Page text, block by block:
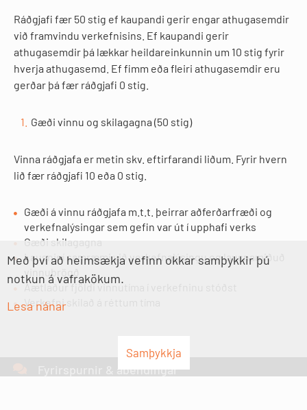
Ráðgjafi fær 50 stig ef kaupandi gerir engar athugasemdir
við framvindu verkefnisins. Ef kaupandi gerir
athugasemdir þá lækkar heildareinkunnin um 10 stig fyrir
hverja athugasemd. Ef fimm eða fleiri athugasemdir eru
gerðar þá fær ráðgjafi 0 stig.
Gæði vinnu og skilagagna (50 stig)
Vinna ráðgjafa er metin skv. eftirfarandi liðum. Fyrir hvern
lið fær ráðgjafi 10 eða 0 stig.
Gæði á vinnu ráðgjafa m.t.t. þeirrar aðferðarfræði og
verkefnalýsingar sem gefin var út í upphafi verks
Gæði skilagagna
Lausnir í samræmi við verkefnalýsingu og lausnamiðuð
vinnubrögð
Áætlaður fjöldi vinnutíma í verkefninu stóðst
Verkefni skilað á réttum tíma
Fyrirspurnir & ábendingar
Með því að heimsækja vefinn okkar samþykkir þú
notkun á vafrakökum.
Lesa nánar
Samþykkja